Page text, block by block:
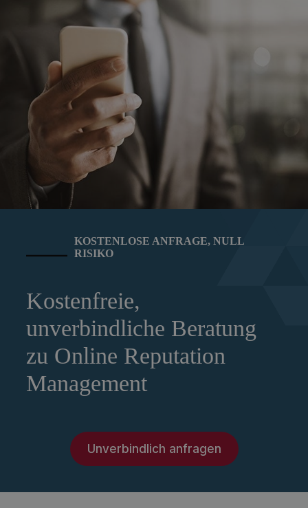
KOSTENLOSE ANFRAGE, NULL
RISIKO
Kostenfreie,
unverbindliche Beratung
zu Online Reputation
Management
Unverbindlich anfragen